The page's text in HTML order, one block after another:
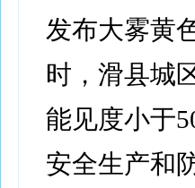
发布大雾黄
时，滑县城
能见度小于
安全生产和